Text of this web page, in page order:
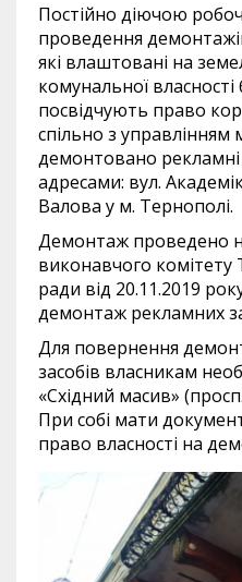
Постійно діючою
проведення
які влаштовані на
комунальної
посвідчують право
спільно з управлінням
демонтовано рекламні
адресами: вул.
Валова у м. Тернополі.
Демонтаж проведено
виконавчого комітету
ради від 20.11.2019
демонтаж рекламних
Для повернення
засобів власникам
«Східний масив»
При собі мати
право власності на